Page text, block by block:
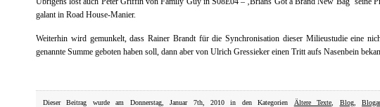
galant in Road House-Manier.
Weiterhin wird gemunkelt, dass Rainer Brandt für die Synchronisation dieser Milieustudie eine
genannte Summe geboten haben soll, dann aber von Ulrich Gressieker einen Tritt aufs Nasenbein
Dieser Beitrag wurde am Donnerstag, Januar 7th, 2010 in den Kategorien Ältere Texte Blog,